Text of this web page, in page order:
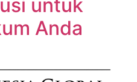
untuk
Anda